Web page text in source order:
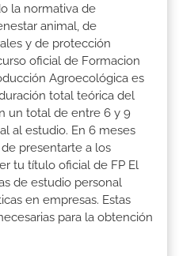
la normativa de
animal, de
y de protección
oficial de Formacion
Agroecológica es
total teórica del
un total de entre 6 y 9
al estudio. En 6 meses
presentarte a los
tu título oficial de FP El
de estudio personal
en empresas. Estas
para la obtención